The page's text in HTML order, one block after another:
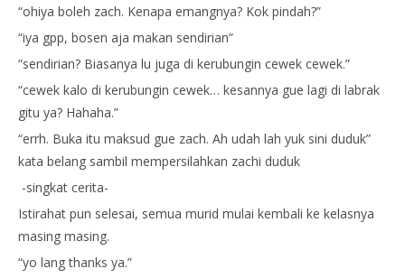
“ohiya boleh zach. Kenapa emangnya? Kok pindah?”
“iya gpp, bosen aja makan sendirian”
“sendirian? Biasanya lu juga di kerubungin cewek cewek.”
“cewek kalo di kerubungin cewek… kesannya gue lagi di labrak
gitu ya? Hahaha.”
“errh. Buka itu maksud gue zach. Ah udah lah yuk sini duduk”
kata belang sambil mempersilahkan zachi duduk
-singkat cerita-
Istirahat pun selesai, semua murid mulai kembali ke kelasnya
masing masing.
“yo lang thanks ya.”